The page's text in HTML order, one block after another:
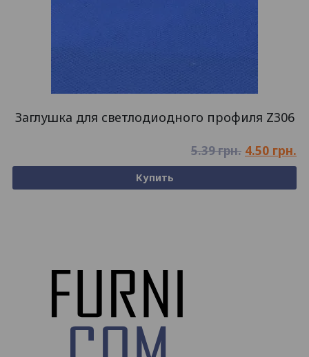
Заглушка для светлодиодного профиля Z306
5.39грн. 4.50 грн.
Купить